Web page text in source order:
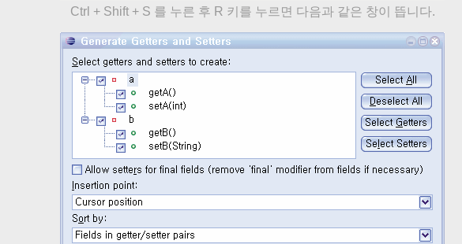
Ctrl + Shift + S 를 누른 후 R 키를 누르면 다음과 같은 창이 뜹니다.